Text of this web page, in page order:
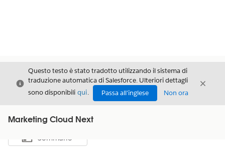
Chiudi
Questo testo è stato tradotto utilizzando il sistema di
traduzione automatica di Salesforce. Ulteriori dettagli
sono disponibili qui. Passa all'inglese Non ora
Chiudi
Marketing Cloud Next
Mostra sommario
Sommario